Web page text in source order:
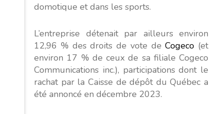
domotique et dans les sports.
L’entreprise détenait par ailleurs environ
12,96 % des droits de vote deCogeco (et
environ 17 % de ceux de sa filiale Cogeco
Communications inc.), participations dont le
rachat par la Caisse de dépôt du Québec a
été annoncé en décembre 2023.